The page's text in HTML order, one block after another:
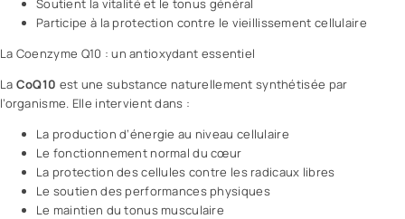
Soutient la vitalité et le tonus général
Participe à la protection contre le vieillissement cellulaire
La Coenzyme Q10 : un antioxydant essentiel
La CoQ10 est une substance naturellement synthétisée par
l’organisme. Elle intervient dans :
La production d’énergie au niveau cellulaire
Le fonctionnement normal du cœur
La protection des cellules contre les radicaux libres
Le soutien des performances physiques
Le maintien du tonus musculaire